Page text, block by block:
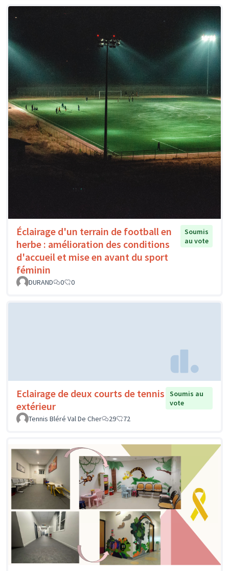
Éclairage d'un terrain de football en
herbe : amélioration des conditions
d'accueil et mise en avant du sport
féminin
Soumis
au vote
DURAND 0 0
Eclairage de deux courts de tennis
extérieur
Soumis au
vote
Tennis Bléré Val De Cher
29 72